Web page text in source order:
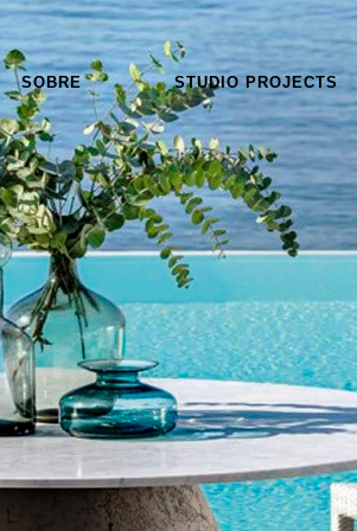
SOBRE STUDIO PROJECTS